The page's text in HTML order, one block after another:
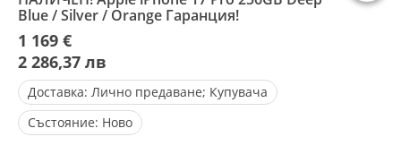
Blue / Silver / Orange Гаранция!
1 169 €
2 286,37 лв
Доставка: Лично предаване; Купувача
Състояние: Ново